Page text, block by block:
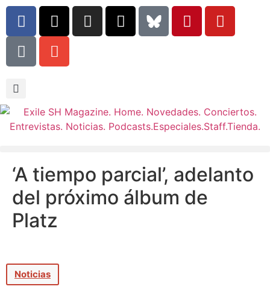
‘A tiempo parcial’, adelanto
del próximo álbum de
Platz
Noticias